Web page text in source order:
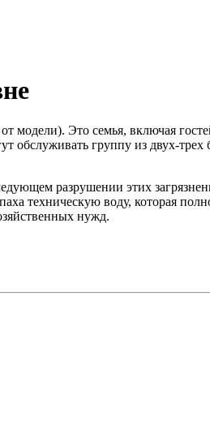
модели). Это семья, включая
обслуживать группу из двух-
разрушении этих
техническую воду, которая
нужд.